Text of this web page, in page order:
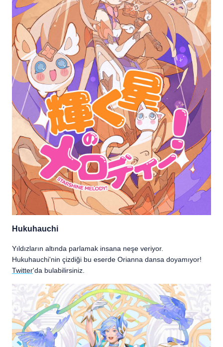
Hukuhauchi
Yıldızların altında parlamak insana neşe veriyor.
Hukuhauchi'nin çizdiği bu eserde Orianna dansa doyamıyor!
Twitter'da bulabilirsiniz.